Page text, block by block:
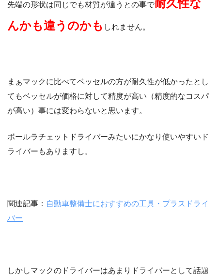
先端の形状は同じでも材質が違うとの事で耐久性な
んかも違うのかも しれません。
まぁマックに比べてベッセルの方が耐久性が低かったとし
てもベッセルが価格に対して精度が高い（精度的なコスパ
が高い）事には変わらないと思います。
ボールラチェットドライバーみたいにかなり使いやすいド
ライバーもありますし。
関連記事： 自動車整備士におすすめの工具・プラスドライ
バー
しかしマックのドライバーはあまりドライバーとして話題